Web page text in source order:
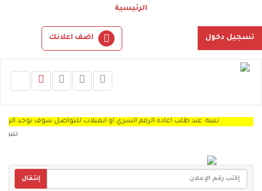
الرئيسية
تسجيل دخول اضف اعلانك
تنبيه: عند طلب اعادة الرقم السري او ايميلات للتواصل سوف توجد الرساله Spam "
تنبيه:
إنتقال